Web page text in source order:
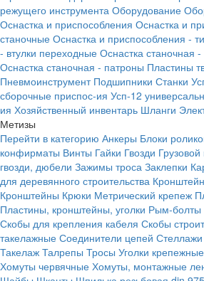
режущего инструмента Оборудование
Оснастка и приспособления Оснастка и
станочные Оснастка и приспособления -
- втулки переходные Оснастка станочная -
Оснастка станочная - патроны Пластины
Пневмоинструмент Подшипники Станки
сборочные приспос-ия Усп-12
ия Хозяйственный инвентарь Шланги
Метизы
Перейти в категорию Анкеры Блоки
конфирматы Винты Гайки Гвозди
гвозди, дюбели Зажимы троса Заклепки
для деревянного строительства
Кронштейны Крюки Метрический крепеж
Пластины, кронштейны, уголки Рым-болты
Скобы для крепления кабеля Скобы
такелажные Соединители цепей
Такелаж Талрепы Тросы Уголки крепежные
Хомуты червячные Хомуты, монтажные